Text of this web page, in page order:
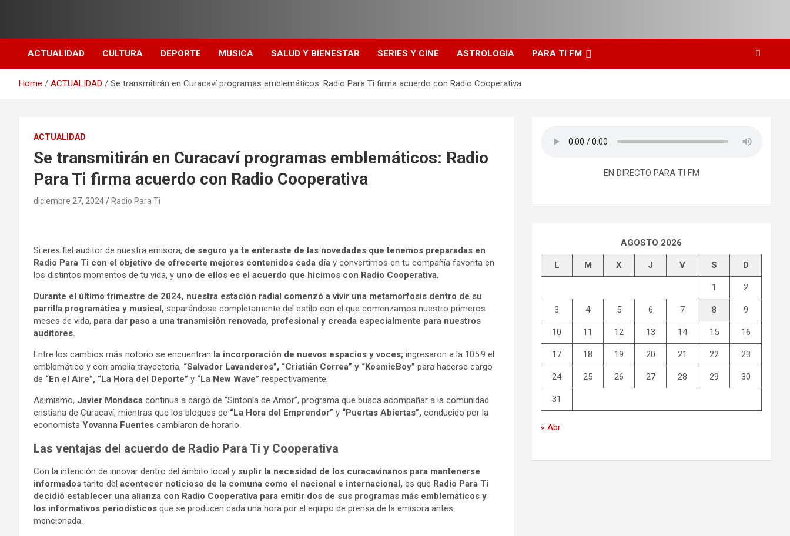
ACTUALIDAD CULTURA DEPORTE MUSICA SALUD Y BIENESTAR SERIES Y CINE ASTROLOGIA PARA TI FM
Home ACTUALIDAD Se transmitirán en Curacaví programas emblemáticos: Radio Para Ti firma acuerdo con Radio Cooperativa
ACTUALIDAD
Se transmitirán en Curacaví programas emblemáticos: Radio
Para Ti firma acuerdo con Radio Cooperativa
diciembre 27, 2024 Radio Para Ti
Si eres fiel auditor de nuestra emisora, de seguro ya te enteraste de las novedades que tenemos preparadas en
Radio Para Ti con el objetivo de ofrecerte mejores contenidos cada día y convertirnos en tu compañía favorita en
los distintos momentos de tu vida, y uno de ellos es el acuerdo que hicimos con Radio Cooperativa.
Durante el último trimestre de 2024, nuestra estación radial comenzó a vivir una metamorfosis dentro de su
parrilla programática y musical, separándose completamente del estilo con el que comenzamos nuestro primeros
meses de vida, para dar paso a una transmisión renovada, profesional y creada especialmente para nuestros
auditores.
Entre los cambios más notorio se encuentran la incorporación de nuevos espacios y voces; ingresaron a la 105.9 el
emblemático y con amplia trayectoria, “Salvador Lavanderos”, “Cristián Correa” y “KosmicBoy” para hacerse cargo
de “En el Aire”, “La Hora del Deporte” y “La New Wave” respectivamente.
Asimismo, Javier Mondaca continua a cargo de “Sintonía de Amor”, programa que busca acompañar a la comunidad
cristiana de Curacaví, mientras que los bloques de “La Hora del Emprendor” y “Puertas Abiertas”, conducido por la
economista Yovanna Fuentes cambiaron de horario.
Las ventajas del acuerdo de Radio Para Ti y Cooperativa
Con la intención de innovar dentro del ámbito local y suplir la necesidad de los curacavinanos para mantenerse
informados tanto del acontecer noticioso de la comuna como el nacional e internacional, es que Radio Para Ti
decidió establecer una alianza con Radio Cooperativa para emitir dos de sus programas más emblemáticos y
los informativos periodísticos que se producen cada una hora por el equipo de prensa de la emisora antes
mencionada.
EN DIRECTO PARA TI FM
AGOSTO 2026
L M X J V S D
1 2
3 4 5 6 7 8 9
10 11 12 13 14 15 16
17 18 19 20 21 22 23
24 25 26 27 28 29 30
31
« Abr